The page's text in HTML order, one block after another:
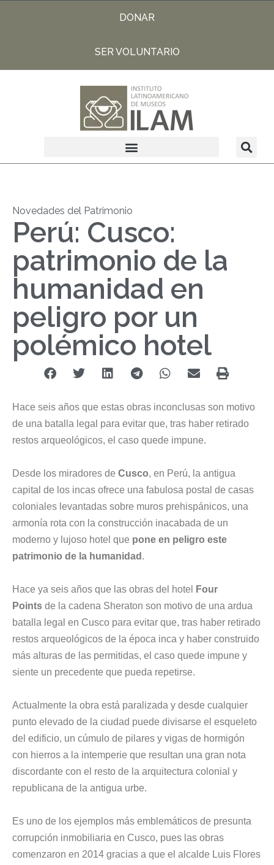
DONAR
SER VOLUNTARIO
Novedades del Patrimonio
Perú: Cusco:
patrimonio de la
humanidad en
peligro por un
polémico hotel
Hace seis años que estas obras inconclusas son motivo
de una batalla legal para evitar que, tras haber retirado
restos arqueológicos, el caso quede impune.
Desde los miradores de Cusco, en Perú, la antigua
capital de los incas ofrece una fabulosa postal de casas
coloniales levantadas sobre muros prehispánicos, una
armonía rota con la construcción inacabada de un
moderno y lujoso hotel que pone en peligro este
patrimonio de la humanidad .
Hace ya seis años que las obras del hotel
Four
Points de la cadena Sheraton son motivo de una ardua
batalla legal en Cusco para evitar que, tras haber retirado
restos arqueológicos de la época inca y haber construido
más alturas de las permitidas, el caso quede impune y
siente un precedente que pueda repetirse.
Actualmente la obra está paralizada y desde cualquier
punto elevado de la ciudad puede divisarse el esqueleto
del edificio, un cúmulo de pilares y vigas de hormigón
con hierros a la intemperie que resultan una gran nota
discordante con el resto de la arquitectura colonial y
republicana de la antigua urbe.
Es uno de los ejemplos más emblemáticos de presunta
corrupción inmobiliaria en Cusco, pues las obras
comenzaron en 2014 gracias a que el alcalde Luis Flores